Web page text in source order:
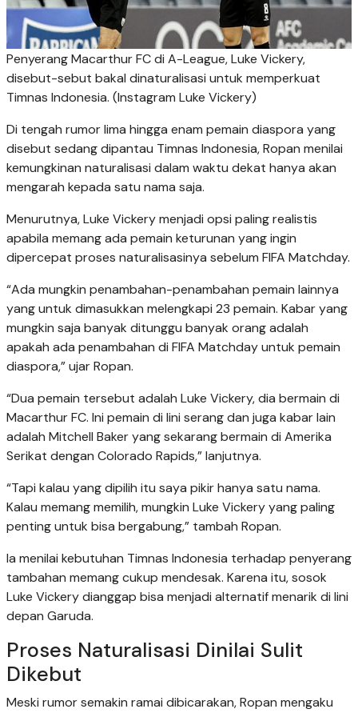
Penyerang Macarthur FC di A-League, Luke Vickery,
disebut-sebut bakal dinaturalisasi untuk memperkuat
Timnas Indonesia. (Instagram Luke Vickery)
Di tengah rumor lima hingga enam pemain diaspora yang
disebut sedang dipantau Timnas Indonesia, Ropan menilai
kemungkinan naturalisasi dalam waktu dekat hanya akan
mengarah kepada satu nama saja.
Menurutnya, Luke Vickery menjadi opsi paling realistis
apabila memang ada pemain keturunan yang ingin
dipercepat proses naturalisasinya sebelum FIFA Matchday.
“Ada mungkin penambahan-penambahan pemain lainnya
yang untuk dimasukkan melengkapi 23 pemain. Kabar yang
mungkin saja banyak ditunggu banyak orang adalah
apakah ada penambahan di FIFA Matchday untuk pemain
diaspora,” ujar Ropan.
“Dua pemain tersebut adalah Luke Vickery, dia bermain di
Macarthur FC. Ini pemain di lini serang dan juga kabar lain
adalah Mitchell Baker yang sekarang bermain di Amerika
Serikat dengan Colorado Rapids,” lanjutnya.
“Tapi kalau yang dipilih itu saya pikir hanya satu nama.
Kalau memang memilih, mungkin Luke Vickery yang paling
penting untuk bisa bergabung,” tambah Ropan.
Ia menilai kebutuhan Timnas Indonesia terhadap penyerang
tambahan memang cukup mendesak. Karena itu, sosok
Luke Vickery dianggap bisa menjadi alternatif menarik di lini
depan Garuda.
Proses Naturalisasi Dinilai Sulit
Dikebut
Meski rumor semakin ramai dibicarakan, Ropan mengaku